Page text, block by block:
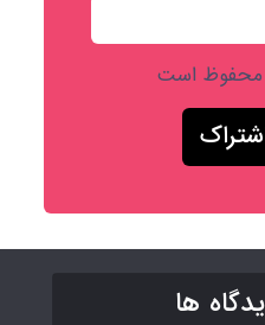
محفوظ است
ها